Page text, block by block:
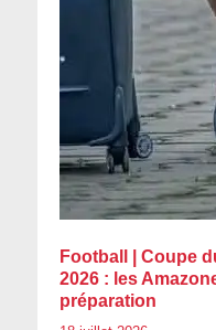
Football | Coupe
2026 : les
préparation